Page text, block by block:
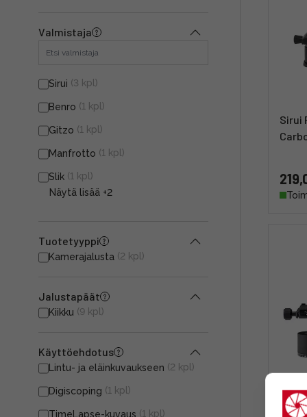
Valmistaja
Sirui (3 kpl)
Benro (1 kpl)
Gitzo (1 kpl)
Manfrotto (1 kpl)
Slik (1 kpl)
Näytä lisää +2
Tuotetyyppi
Kamerajalusta (2 kpl)
Jalustapäät
Kiikku (9 kpl)
Käyttöehdotus
Lintu- ja eläinkuvaukseen (2 kpl)
Digiscoping (1 kpl)
TimeLapse-kuvaus (1 kpl)
Sirui